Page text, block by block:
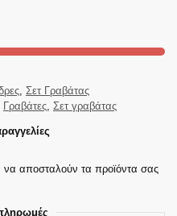
, Σετ Γραβάτας
Γραβάτες, Σετ γραβάτας
να αποσταλούν τα προϊόντα σας